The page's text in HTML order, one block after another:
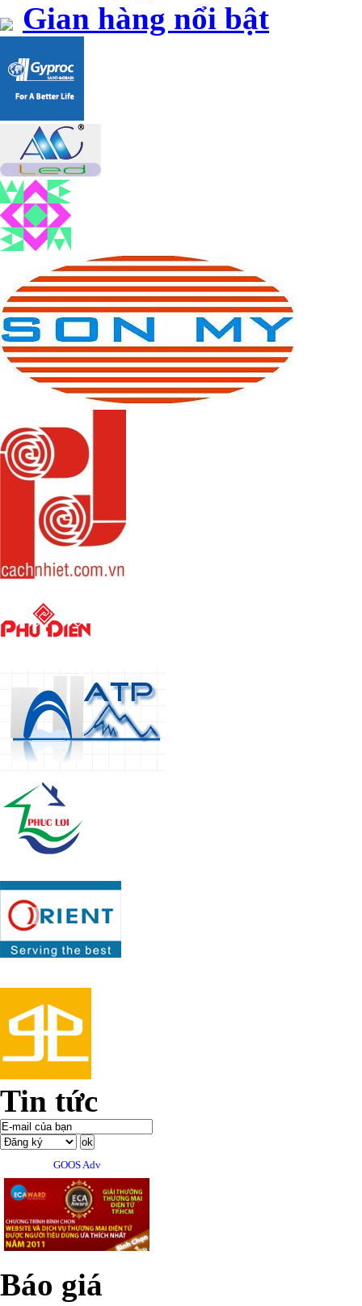
Gian hàng nổi bật
Tin tức
GOOS Adv
Báo giá